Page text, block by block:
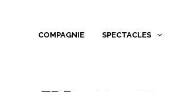
COMPAGNIE SPECTACLES